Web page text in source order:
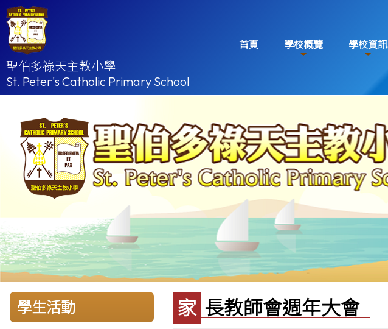
聖伯多祿天主教小學
St. Peter's Catholic Primary School
首頁 學校概覽 學校資訊
學生活動 家長教師會週年大會